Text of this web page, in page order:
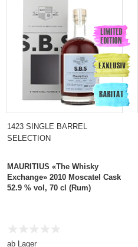
1423 SINGLE BARREL
SELECTION
MAURITIUS «The Whisky
Exchange» 2010 Moscatel Cask
52.9 % vol, 70 cl (Rum)
ab Lager